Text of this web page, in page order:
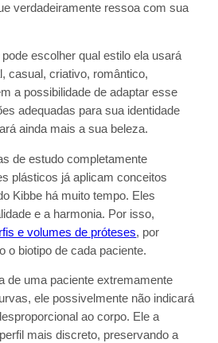
verdadeiramente ressoa com sua
escolher qual estilo ela usará
casual, criativo, romântico,
a possibilidade de adaptar esse
adequadas para sua identidade
ainda mais a sua beleza.
de estudo completamente
plásticos já aplicam conceitos
Kibbe há muito tempo. Eles
e a harmonia. Por isso,
e volumes de próteses, por
o biotipo de cada paciente.
de uma paciente extremamente
ele possivelmente não indicará
ao corpo. Ele a
mais discreto, preservando a